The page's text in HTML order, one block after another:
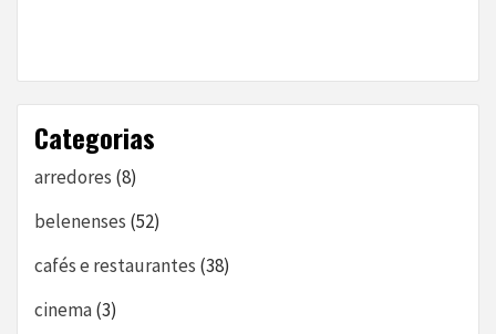
Categorias
arredores (8)
belenenses (52)
cafés e restaurantes (38)
cinema(3)